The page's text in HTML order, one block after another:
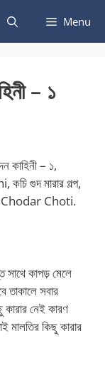
Menu
– ১
কাহিনী – ১,
গুদ মারার গল্প,
Chodar Choti.
সাথে কাপড় মেলে
তাকালে সবার
নেই কারণ
মালতির কিছু কারার